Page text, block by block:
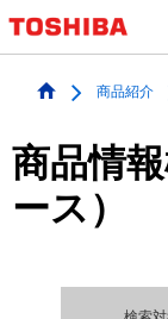
商品紹介
商品情
ース）